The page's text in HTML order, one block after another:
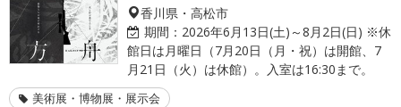
香川県・高松市
期間： 2026年6月13日(土)～8月2日(日) ※休
館日は月曜日（7月20日（月・祝）は開館、7
月21日（火）は休館）。入室は16:30まで。
美術展・博物展・展示会